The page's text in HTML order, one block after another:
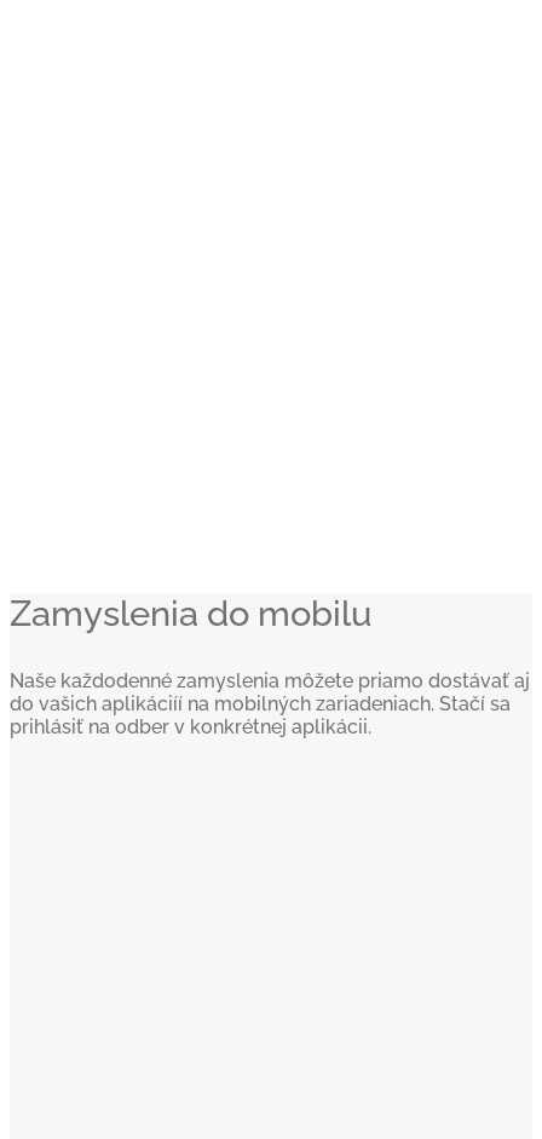
Zamyslenia do mobilu
Naše každodenné zamyslenia môžete priamo dostávať aj
do vašich aplikáciíí na mobilných zariadeniach. Stačí sa
prihlásiť na odber v konkrétnej aplikácii.